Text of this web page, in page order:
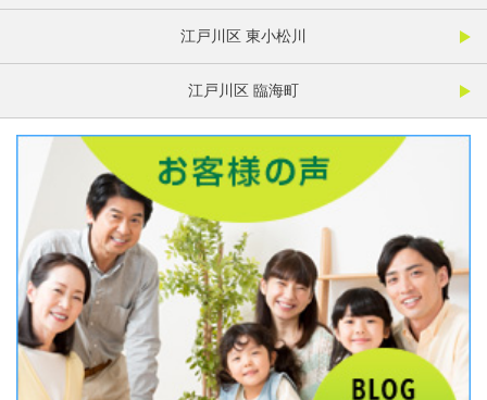
江戸川区 東小松川
江戸川区 臨海町